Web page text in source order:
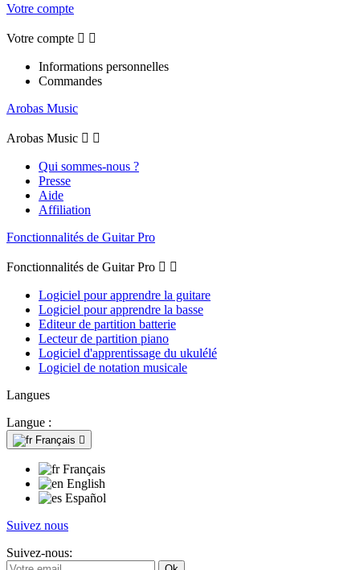
Votre compte
Votre compte  
Informations personnelles
Commandes
Arobas Music
Arobas Music  
Qui sommes-nous ?
Presse
Aide
Affiliation
Fonctionnalités de Guitar Pro
Fonctionnalités de Guitar Pro  
Logiciel pour apprendre la guitare
Logiciel pour apprendre la basse
Editeur de partition batterie
Lecteur de partition piano
Logiciel d'apprentissage du ukulélé
Logiciel de notation musicale
Langues
Langue :
Français 
Français
English
Español
Suivez nous
Suivez-nous: